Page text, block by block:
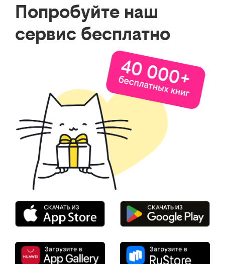
Попробуйте наш
сервис бесплатно